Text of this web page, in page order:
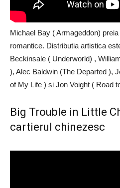
Michael Bay ( Armageddon)
romantice. Distributia artistica
Beckinsale ( Underworld) ,
), Alec Baldwin (The Departed ),
of My Life ) si Jon Voight ( Road
Big Trouble in Little
cartierul chinezesc